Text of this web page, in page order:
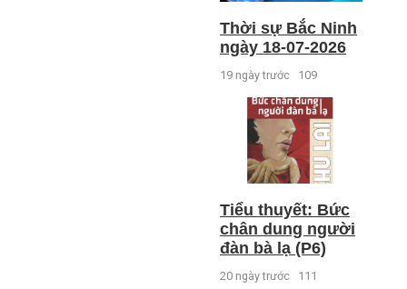
Thời sự Bắc Ninh
ngày 18-07-2026
19 ngày trước 109
Tiểu thuyết: Bức
chân dung người
đàn bà lạ (P6)
20 ngày trước 111